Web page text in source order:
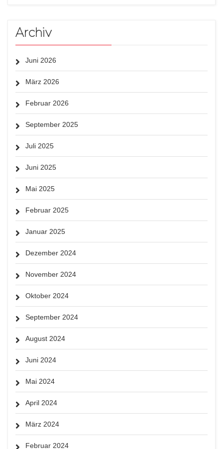
Archiv
Juni 2026
März 2026
Februar 2026
September 2025
Juli 2025
Juni 2025
Mai 2025
Februar 2025
Januar 2025
Dezember 2024
November 2024
Oktober 2024
September 2024
August 2024
Juni 2024
Mai 2024
April 2024
März 2024
Februar 2024